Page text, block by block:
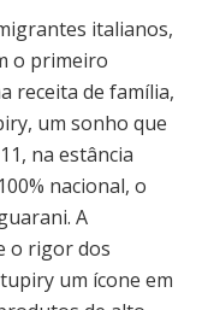
italianos,
o primeiro
receita de família,
um sonho que
na estância
nacional, o
A
o rigor dos
um ícone em